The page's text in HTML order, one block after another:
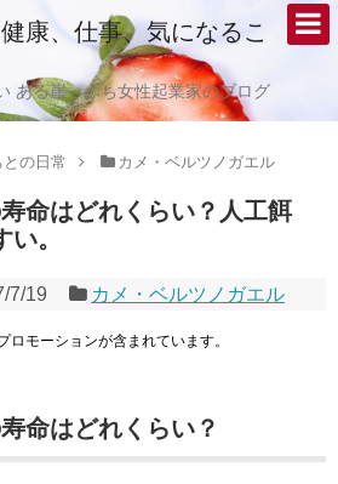
康、仕事、気になるこ
ある崖っぷち女性起業家のブログ
の日常 カメ・ベルツノガエル
命はどれくらい？人工餌
。
7/19 カメ・ベルツノガエル
ロモーションが含まれています。
命はどれくらい？